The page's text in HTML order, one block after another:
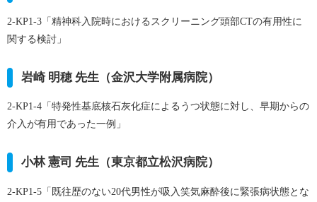
2-KP1-3 「精神科入院時におけるスクリーニング頭部CTの有用性に
関する検討」
岩崎 明穂 先生（金沢大学附属病院）
2-KP1-4 「特発性基底核石灰化症によるうつ状態に対し、早期からの
介入が有用であった一例」
小林 憲司 先生（東京都立松沢病院）
2-KP1-5 「既往歴のない20代男性が吸入笑気麻酔後に緊張病状態とな